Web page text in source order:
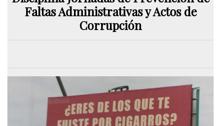
Faltas Administrativas y Actos de
Corrupción